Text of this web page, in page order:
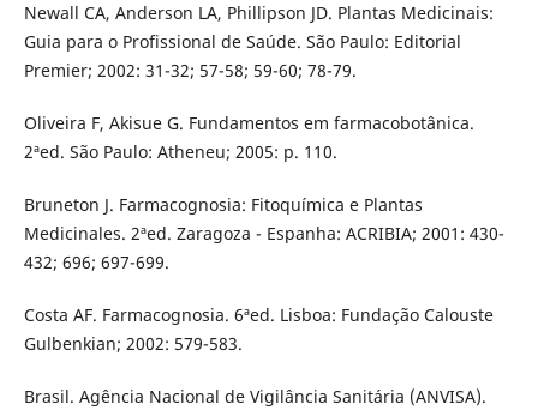
Newall CA, Anderson LA, Phillipson JD. Plantas Medicinais:
Guia para o Profissional de Saúde. São Paulo: Editorial
Premier; 2002: 31-32; 57-58; 59-60; 78-79.
Oliveira F, Akisue G. Fundamentos em farmacobotânica.
2ªed. São Paulo: Atheneu; 2005: p. 110.
Bruneton J. Farmacognosia: Fitoquímica e Plantas
Medicinales. 2ªed. Zaragoza - Espanha: ACRIBIA; 2001: 430-
432; 696; 697-699.
Costa AF. Farmacognosia. 6ªed. Lisboa: Fundação Calouste
Gulbenkian; 2002: 579-583.
Brasil. Agência Nacional de Vigilância Sanitária (ANVISA).